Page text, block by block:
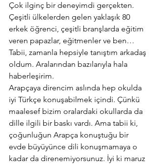
Çok ilginç bir deneyimdi gerçekten.
Çeşitli ülkelerden gelen yaklaşık 80
erkek öğrenci, çeşitli branşlarda eğitim
veren papazlar, eğitmenler ve ben…
Tabii, zamanla hepsiyle tanıştım arkadaş
oldum. Aralarından bazılarıyla hala
haberleşirim.
Arapçaya direncim aslında hep okulda
iyi Türkçe konuşabilmek içindi. Çünkü
maalesef bizim oralardaki okullarda da
dille ilgili bir baskı vardı. Ama tabii ki,
çoğunluğun Arapça konuştuğu bir
evde büyüyünce dili konuşmamaya o
kadar da direnemiyorsunuz. İyi ki maruz